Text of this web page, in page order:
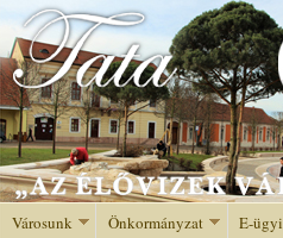
Városunk Önkormányzat E-